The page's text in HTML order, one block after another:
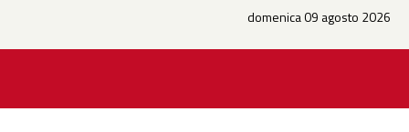
domenica 09 agosto 2026